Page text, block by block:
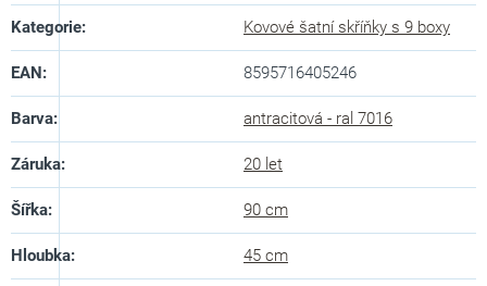
Kategorie: Kovové šatní skříňky s 9 boxy
EAN: 8595716405246
Barva: antracitová - ral 7016
Záruka: 20 let
Šířka: 90 cm
Hloubka: 45 cm